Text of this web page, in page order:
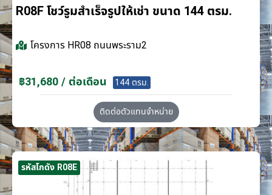
R08F โชว์รูมสำเร็จรูปให้เช่า ขนาด 144 ตรม.
โครงการ HR08 ถนนพระราม2
฿31,680 / ต่อเดือน 144 ตรม.
ติดต่อตัวแทนจำหน่าย
รหัสโกดัง R08E